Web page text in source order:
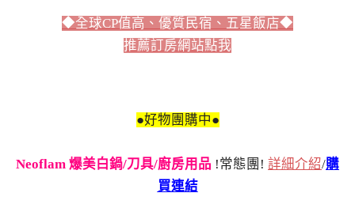
◆全球CP值高、優質民宿、五星飯店◆
推薦訂房網站點我
●好物團購中●
Neoflam 爆美白鍋/刀具/廚房用品 !常態團! 詳細介紹/購
買連結